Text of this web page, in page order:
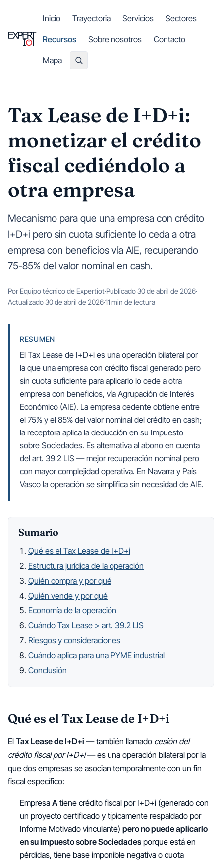
Inicio
Trayectoria Servicios Sectores
Recursos Sobre nosotros Contacto
Mapa
Tax Lease de I+D+i:
monetizar el crédito
fiscal cediéndolo a
otra empresa
Mecanismo para que una empresa con crédito
I+D+i pero sin cuota suficiente lo ceda a otra
empresa con beneficios vía AIE, recuperando
75-85% del valor nominal en cash.
Por Equipo técnico de Expertiot·Publicado 30 de abril de 2026·
Actualizado 30 de abril de 2026·11 min de lectura
RESUMEN
El Tax Lease de I+D+i es una operación bilateral por
la que una empresa con crédito fiscal generado pero
sin cuota suficiente para aplicarlo lo cede a otra
empresa con beneficios, vía Agrupación de Interés
Económico (AIE). La empresa cedente obtiene entre
el 75% y el 85% del valor nominal del crédito en cash;
la receptora aplica la deducción en su Impuesto
sobre Sociedades. Es alternativa al abono en cuenta
del art. 39.2 LIS — mejor recuperación nominal pero
con mayor complejidad operativa. En Navarra y País
Sumario
Qué es el Tax Lease de I+D+i
Estructura jurídica de la operación
Quién compra y por qué
Quién vende y por qué
Economía de la operación
Cuándo Tax Lease > art. 39.2 LIS
Riesgos y consideraciones
Cuándo aplica para una PYME industrial
Conclusión
Qué es el Tax Lease de I+D+i
El Tax Lease de I+D+i — también llamado cesión del
crédito fiscal por I+D+i— es una operación bilateral por la
que dos empresas se asocian temporalmente con un fin
fiscal específico:
EmpresaA tiene crédito fiscal por I+D+i (generado con
un proyecto certificado y típicamente respaldado por
Informe Motivado vinculante)pero no puede aplicarlo
en su Impuesto sobre Sociedades porque está en
pérdidas, tiene base imponible negativa o cuota